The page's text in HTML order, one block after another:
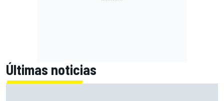
Últimas noticias